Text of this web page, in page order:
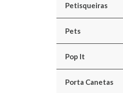
Petisqueiras
Pets
Pop It
Porta Canetas